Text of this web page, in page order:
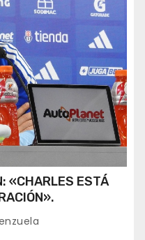
«CHARLES ESTÁ